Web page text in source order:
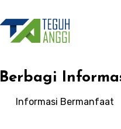
Berbagi
Informasi Bermanfaat